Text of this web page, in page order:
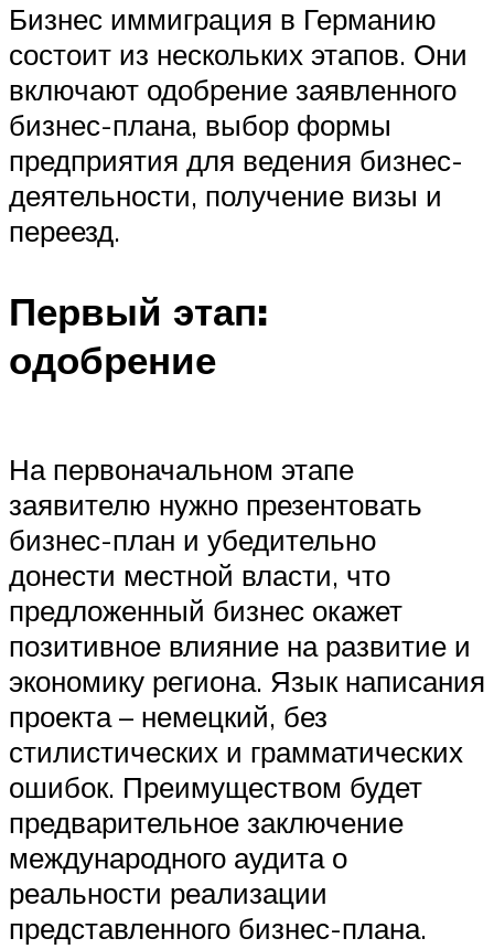
Бизнес иммиграция в Германию
состоит из нескольких этапов. Они
включают одобрение заявленного
бизнес-плана, выбор формы
предприятия для ведения бизнес-
деятельности, получение визы и
переезд.
Первый этап:
одобрение
На первоначальном этапе
заявителю нужно презентовать
бизнес-план и убедительно
донести местной власти, что
предложенный бизнес окажет
позитивное влияние на развитие и
экономику региона. Язык написания
проекта – немецкий, без
стилистических и грамматических
ошибок. Преимуществом будет
предварительное заключение
международного аудита о
реальности реализации
представленного бизнес-плана.